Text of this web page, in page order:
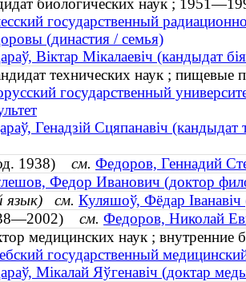
биологических наук ;
государственный
(династия / семья)
Віктар Мікалаевіч (кандыдат
технических наук ; пищевые
государственный
Генадзій Сцяпанавіч
1938) см. Федоров, Геннадий
Федор Иванович (доктор
язык) см. Куляшоў, Фёдар Іванавіч
см. Федоров, Николай
медицинских наук ;
государственный
Мікалай Яўгенавіч (доктар